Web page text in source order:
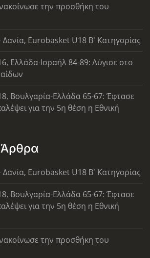
την προσθήκη του
Δανία, Eurobasket U18 Β' Κατηγορίας
Ελλάδα-Ισραήλ 84-89: Λύγισε στο
Βουλγαρία-Ελλάδα 65-67: Έφτασε
για την 5η θέση η Εθνική
Άρθρα
Δανία, Eurobasket U18 Β' Κατηγορίας
Βουλγαρία-Ελλάδα 65-67: Έφτασε
για την 5η θέση η Εθνική
την προσθήκη του